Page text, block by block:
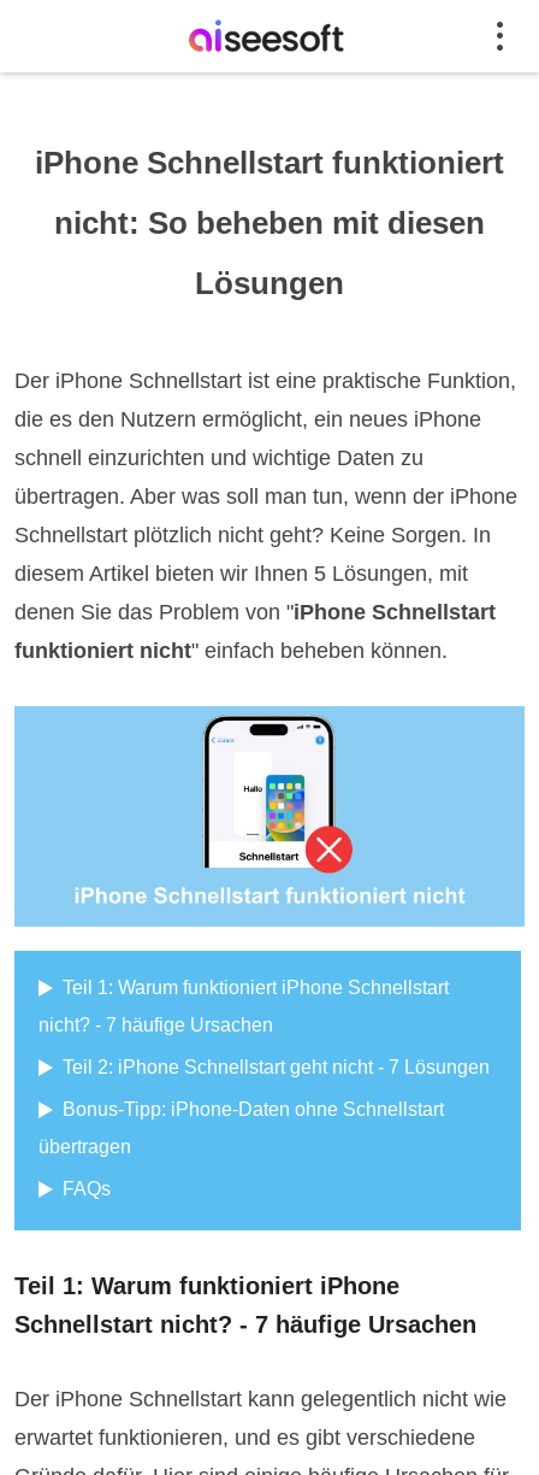
iPhone Schnellstart funktioniert
nicht: So beheben mit diesen
Lösungen
Der iPhone Schnellstart ist eine praktische Funktion,
die es den Nutzern ermöglicht, ein neues iPhone
schnell einzurichten und wichtige Daten zu
übertragen. Aber was soll man tun, wenn der iPhone
Schnellstart plötzlich nicht geht? Keine Sorgen. In
diesem Artikel bieten wir Ihnen 5 Lösungen, mit
denen Sie das Problem von "iPhone Schnellstart
funktioniert nicht" einfach beheben können.
Teil 1: Warum funktioniert iPhone Schnellstart
nicht? - 7 häufige Ursachen
Teil 2: iPhone Schnellstart geht nicht - 7 Lösungen
Bonus-Tipp: iPhone-Daten ohne Schnellstart
übertragen
FAQs
Teil 1: Warum funktioniert iPhone
Schnellstart nicht? - 7 häufige Ursachen
Der iPhone Schnellstart kann gelegentlich nicht wie
erwartet funktionieren, und es gibt verschiedene